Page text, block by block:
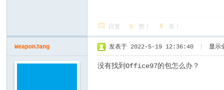
回复 赞！ 靠！
WeaponJang 发表于 2022-5-19 12:36:40 显示
没有找到Office97的包怎么办？